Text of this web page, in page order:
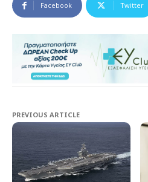
Facebook Twitter
PREVIOUS ARTICLE